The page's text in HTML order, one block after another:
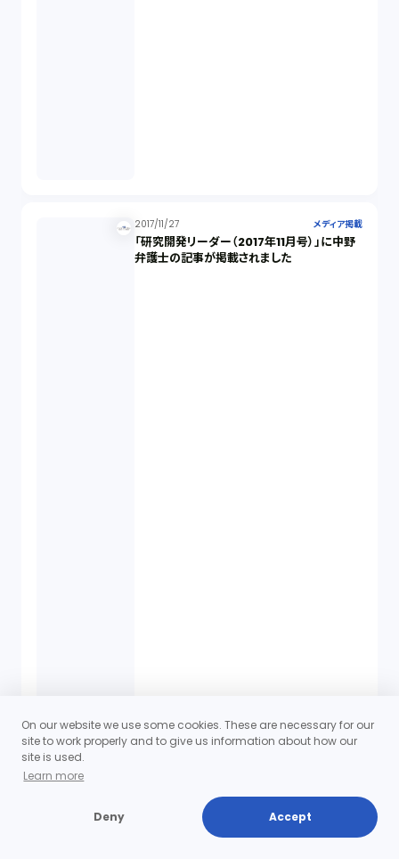
2017/11/27 メディア掲載
「研究開発リーダー（2017年11月号）」に中野
弁護士の記事が掲載されました
On our website we use some cookies. These are necessary for our
site to work properly and to give us information about how our
site is used.
Learn more
Deny Accept